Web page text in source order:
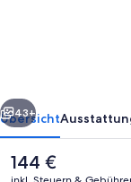
Centre
Weiter
43+
Übersicht
Der
aktuelle
144 €